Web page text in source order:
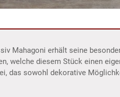
Mahagoni erhält seine
welche diesem Stück einen
das sowohl dekorative